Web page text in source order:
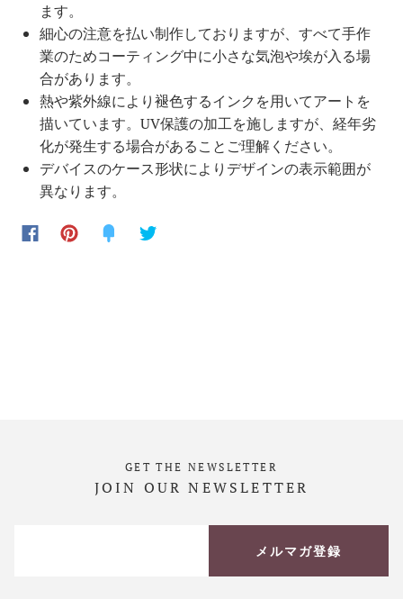
ます。
細心の注意を払い制作しておりますが、すべて手作
業のためコーティング中に小さな気泡や埃が入る場
合があります。
熱や紫外線により褪色するインクを用いてアートを
描いています。UV保護の加工を施しますが、経年劣
化が発生する場合があることご理解ください。
デバイスのケース形状によりデザインの表示範囲が
異なります。
GET THE NEWSLETTER
JOIN OUR NEWSLETTER
メルマガ登録